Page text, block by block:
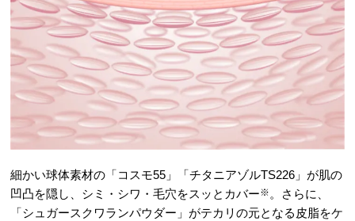
細かい球体素材の「コスモ55」「チタニアゾルTS226」が肌の
凹凸を隠し、シミ・シワ・毛穴をスッとカバー※ 。さらに、
「シュガースクワランパウダー」がテカリの元となる皮脂をケ